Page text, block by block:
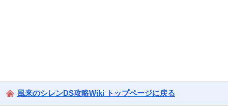
風来のシレンDS攻略Wiki トップページに戻る